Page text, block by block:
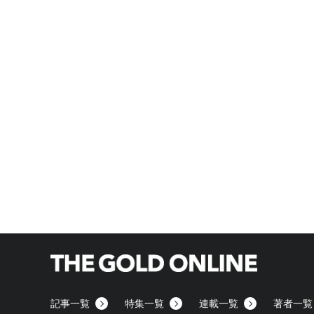
記事一覧 特集一覧 連載一覧 著者一覧